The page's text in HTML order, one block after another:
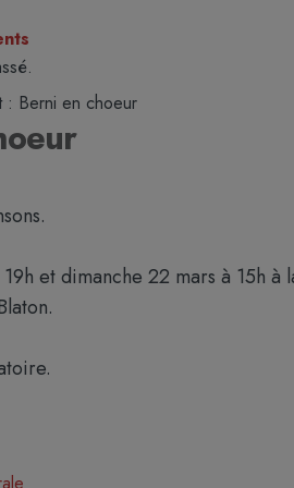
: Berni en choeur
et dimanche 22 mars à 15h à